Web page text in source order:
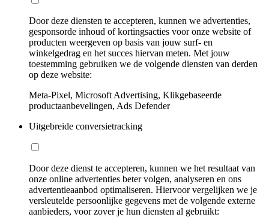
Door deze diensten te accepteren, kunnen we advertenties,
gesponsorde inhoud of kortingsacties voor onze website of
producten weergeven op basis van jouw surf- en
winkelgedrag en het succes hiervan meten. Met jouw
toestemming gebruiken we de volgende diensten van derden
op deze website:
Meta-Pixel, Microsoft Advertising, Klikgebaseerde
productaanbevelingen, Ads Defender
Uitgebreide conversietracking
Door deze dienst te accepteren, kunnen we het resultaat van
onze online advertenties beter volgen, analyseren en ons
advertentieaanbod optimaliseren. Hiervoor vergelijken we je
versleutelde persoonlijke gegevens met de volgende externe
aanbieders, voor zover je hun diensten al gebruikt: